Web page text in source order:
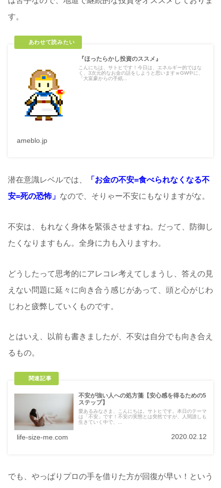
す。
『ほったらかし投資のススメ』
こんにちは、サトヒです！今日は、エネルギー的ではな
く、3次元的なお金の話をしようと思いますｗGW中に、
「大富豪からの手紙...
ameblo.jp
潜在意識レベルでは、
「お金の不安=食べられなくなる不
安=死の恐怖」 なので、そりゃー不安にもなりますがな。
不安は、もれなく身体を緊張させますね。だって、防御し
たくなりますもん。全身に力も入りますわ。
どうしたって思考的にアレコレ考えてしまうし、答えの見
えない問題に延々に向き合う感じがあって、頭と心がじわ
じわと疲弊していくものです。
とはいえ、以前も書きましたが、不安は自分でも向き合え
るもの。
不安が強い人への処方箋【安心感を得るための5
ステップ】
愛あるみなさま、こんにちは。サトヒです。本日のテーマ
は「不安」です！不安の実態とは突然ですが、人間誰しも
生きていく中で、...
life-size-me.com 2020.02.12
でも、やっぱりプロの手を借りた方が回復が早い！という